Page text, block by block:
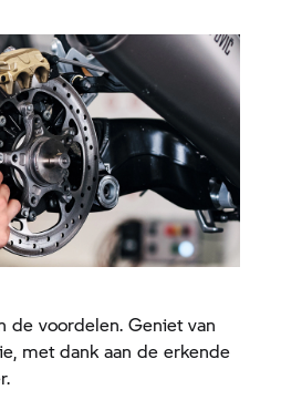
de voordelen. Geniet van
met dank aan de erkende